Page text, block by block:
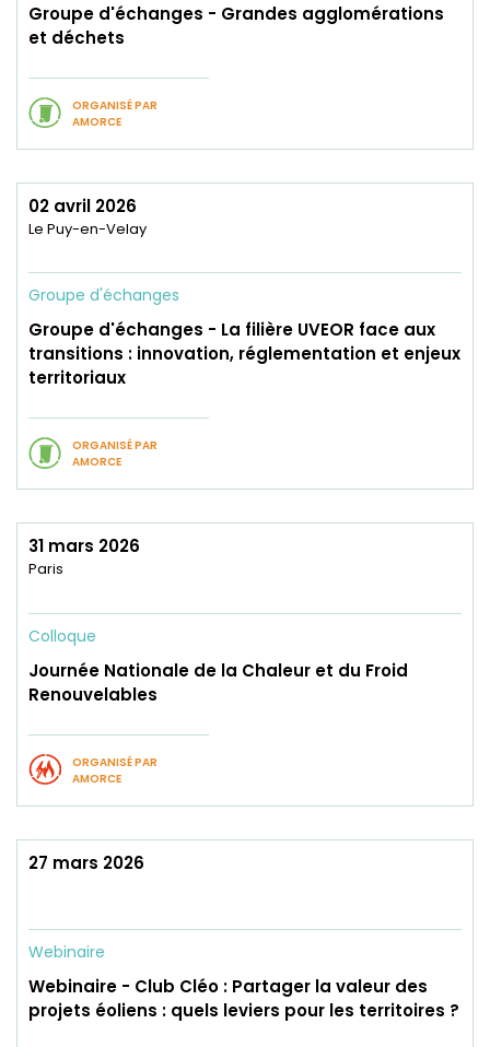
Groupe d'échanges - Grandes agglomérations
et déchets
ORGANISÉ PAR
AMORCE
02 avril 2026
Le Puy-en-Velay
Groupe d'échanges
Groupe d'échanges - La filière UVEOR face aux
transitions : innovation, réglementation et enjeux
territoriaux
ORGANISÉ PAR
AMORCE
31 mars 2026
Paris
Colloque
Journée Nationale de la Chaleur et du Froid
Renouvelables
ORGANISÉ PAR
AMORCE
27 mars 2026
Webinaire
Webinaire - Club Cléo : Partager la valeur des
projets éoliens : quels leviers pour les territoires ?